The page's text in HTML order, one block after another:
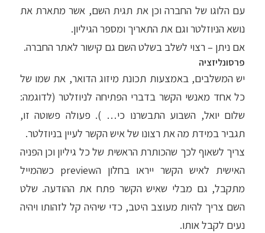
עם הלוגו של החברה וכן את תגית השם, אשר מתארת את
נושא הניוזלטר וגם את התאריך ומספר הגיליון.
אם ניתן – רצוי לשלב בשלט השם גם קישור לאתר החברה.
פרסונליזציה
יש המשלבים, באמצעות תכונת מיזוג הדואר, את שמו של
כל אחד מאנשי הקשר בדברי הפתיחה לניוזלטר (לדוגמה:
שלום יואל, השבוע התבשרנו כי… ). פעולה פשוטה זו,
תגביר במידת מה את רצונו של איש הקשר לעיין בניוזלטר.
צריך לשאוף לכך שהכותרת הראשית של כל גיליון וכן הפניה
האישית לאיש הקשר ייראו בחלון הpreview כשהמייל
מתקבל, גם מבלי שאיש הקשר פתח את ההודעה. שלט
השם צריך להיות מעוצב היטב, כדי שיהיה קל לזהותו ויהיה
נעים לקבל אותו.